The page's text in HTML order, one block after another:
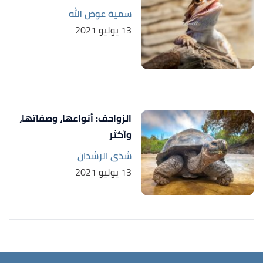
سمية عوض الله
13 يوليو 2021
الزواحف: أنواعها، وصفاتها،
وأكثر
شذى الرشدان
13 يوليو 2021